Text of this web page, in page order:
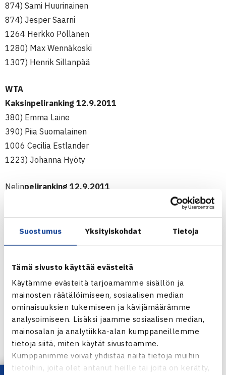
Suostumus Yksityiskohdat Tietoja
Tämä sivusto käyttää evästeitä
Käytämme evästeitä tarjoamamme sisällön ja
mainosten räätälöimiseen, sosiaalisen median
ominaisuuksien tukemiseen ja kävijämäärämme
analysoimiseen. Lisäksi jaamme sosiaalisen median,
mainosalan ja analytiikka-alan kumppaneillemme
tietoja siitä, miten käytät sivustoamme.
Kumppanimme voivat yhdistää näitä tietoja muihin
tietoihin, joita olet antanut heille tai joita on kerätty,
874) Sami Huurinainen
874) Jesper Saarni
1264 Herkko Pöllänen
1280) Max Wennäkoski
1307) Henrik Sillanpää
WTA
Kaksinpeliranking 12.9.2011
380) Emma Laine
390) Piia Suomalainen
1006 Cecilia Estlander
1223) Johanna Hyöty
Nelinpeliranking 12.9.2011
840) Leia Kaukonen
963) Ella Leivo
963) Saana Saarteinen
Juniorien (alle 18v.) ITF-rankingit 12.9.2011
Pojat
93) Herkko Pöllänen
418) Santtu Leskinen
758) Joel Popov
828) Oskar Nurmio
1042) Rasmus Lindström